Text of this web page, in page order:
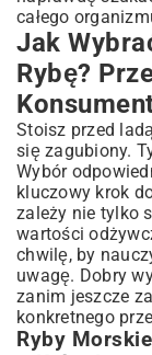
całego
Jak
Rybę?
Stoisz przed
się zagubiony.
Wybór
kluczowy krok
zależy nie tylko
wartości
chwilę, by
uwagę. Dobry
zanim jeszcze
konkretnego
Ryby